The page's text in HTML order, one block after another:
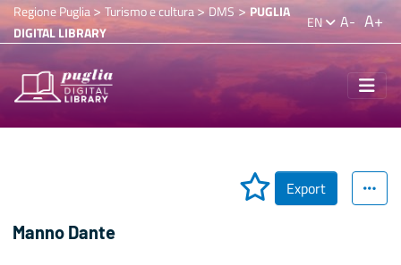
Regione Puglia> Turismo e cultura>DMS > PUGLIA
DIGITAL LIBRARY
EN A- A+
Export
Manno Dante